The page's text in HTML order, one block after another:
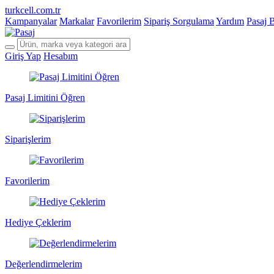
turkcell.com.tr
Kampanyalar Markalar Favorilerim Sipariş Sorgulama Yardım Pasaj
Giriş Yap Hesabım
Pasaj Limitini Öğren
Siparişlerim
Favorilerim
Hediye Çeklerim
Değerlendirmelerim